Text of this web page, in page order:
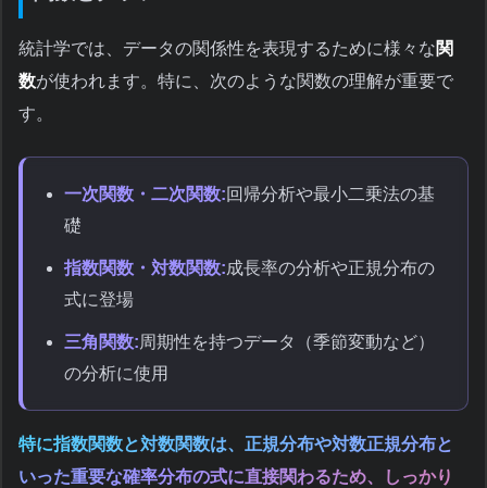
統計学では、データの関係性を表現するために様々な関
数が使われます。特に、次のような関数の理解が重要で
す。
一次関数・二次関数:回帰分析や最小二乗法の基
礎
指数関数・対数関数:成長率の分析や正規分布の
式に登場
三角関数:周期性を持つデータ（季節変動など）
の分析に使用
特に指数関数と対数関数は、正規分布や対数正規分布と
いった重要な確率分布の式に直接関わるため、しっかり